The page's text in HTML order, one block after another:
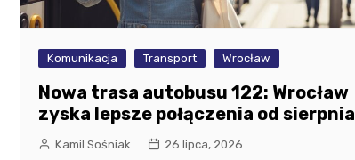
Komunikacja Transport Wrocław
Nowa trasa autobusu 122: Wrocław
zyska lepsze połączenia od sierpnia
Kamil Sośniak 26 lipca, 2026